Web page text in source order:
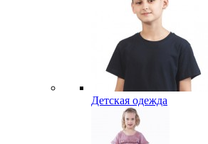
Детская одежда